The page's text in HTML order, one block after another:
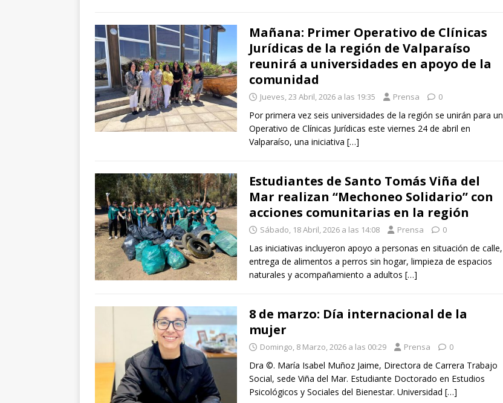
Mañana: Primer Operativo de Clínicas
Jurídicas de la región de Valparaíso
reunirá a universidades en apoyo de la
comunidad
Jueves, 23 Abril, 2026 a las 19:35 Prensa 0
Por primera vez seis universidades de la región se unirán para un
Operativo de Clínicas Jurídicas este viernes 24 de abril en
Valparaíso, una iniciativa […]
Estudiantes de Santo Tomás Viña del
Mar realizan “Mechoneo Solidario” con
acciones comunitarias en la región
Sábado, 18 Abril, 2026 a las 14:08 Prensa 0
Las iniciativas incluyeron apoyo a personas en situación de calle,
entrega de alimentos a perros sin hogar, limpieza de espacios
naturales y acompañamiento a adultos […]
8 de marzo: Día internacional de la
mujer
Domingo, 8 Marzo, 2026 a las 00:29 Prensa 0
Dra ©. María Isabel Muñoz Jaime, Directora de Carrera Trabajo
Social, sede Viña del Mar. Estudiante Doctorado en Estudios
Psicológicos y Sociales del Bienestar. Universidad […]